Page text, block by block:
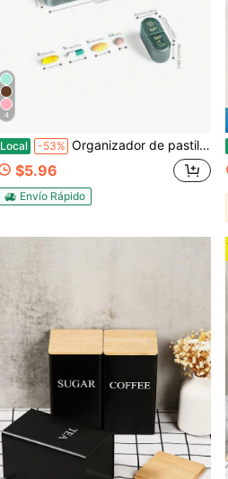
4
Local -53% Organizador de pastillas AM PM de 7 días, contenedor portátil de almacenamiento de medicamentos diarios para viajes y uso al aire libre
$5.96
Envío Rápido